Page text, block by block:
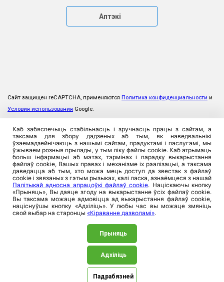
Аптэкі
Сайт защищен reCAPTCHA, применяются Политика конфиденциальности и
Условия использования Google.
©2026. ЗАСТ «Прамтрансінвест», 220026, Рэспублика
Беларусь, г. Мінск, вул. Пляханава, 8. УНП 100357923
Каб забяспечыць стабільнасць і зручнасць працы з сайтам, а
таксама для збору дадзеных аб тым, як наведвальнікі
ўзаемадзейнічаюць з нашымі сайтам, прадуктамі і паслугамі, мы
ўжываем розныя прылады, у тым ліку файлы cookie. Каб атрымаць
больш інфармацыі аб мэтах, тэрмінах і парадку выкарыстання
файлаў cookie, Вашых правах і механізме іх рэалізацыі, а таксама
даведацца аб тым, хто можа мець доступ да звестак з файлаў
cookie і звязаных з гэтым рызыках, калі ласка, азнаёмцеся з нашай
Палітыкай адносна апрацоўкі файлаў cookie. Націскаючы кнопку
«Прыняць», Вы даяце згоду на выкарыстанне ўсіх файлаў cookie.
Вы таксама можаце адмовіцца ад выкарыстання файлаў cookie,
націснуўшы кнопку «Адхіліць». У любы час вы можаце змяніць
свой выбар на старонцы «Кіраванне дазволамі».
Прыняць
Адхіліць
Падрабязней